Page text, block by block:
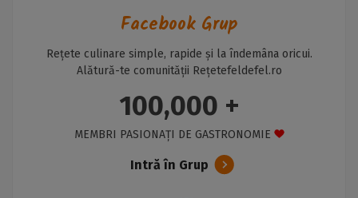
Facebook Grup
Rețete culinare simple, rapide și la îndemâna oricui.
Alătură-te comunității Rețetefeldefel.ro
100,000 +
MEMBRI PASIONAȚI DE GASTRONOMIE
Intră în Grup